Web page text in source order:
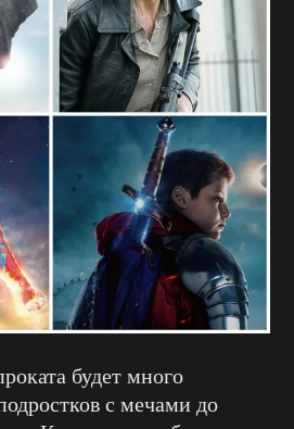
будет много
с мечами до